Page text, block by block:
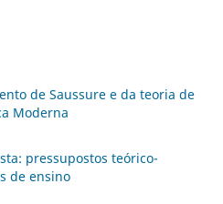
de Saussure e da teoria de
Moderna
pressupostos teórico-
de ensino